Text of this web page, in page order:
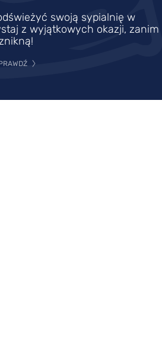
swoją sypialnię w
z wyjątkowych okazji, zanim